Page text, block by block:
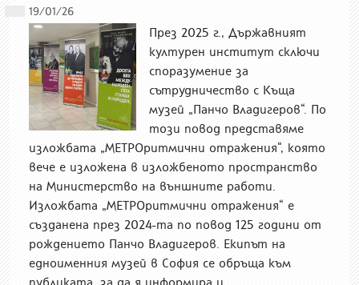
19/01/26
През 2025 г., Държавният
културен институт сключи
споразумение за
сътрудничество с Къща
музей „Панчо Владигеров“. По
този повод представяме
изложбата „МЕТРОритмични отражения“, която
вече е изложена в изложбеното пространство
на Министерство на външните работи.
Изложбата „МЕТРОритмични отражения“ е
създанена през 2024-та по повод 125 години от
рождението Панчо Владигеров. Екипът на
едноименния музей в София се обръща към